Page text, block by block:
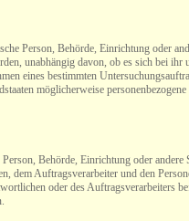
Person, Behörde, Einrichtung oder
unabhängig davon, ob es sich bei ihr
eines bestimmten
möglicherweise personenbezogene
Behörde, Einrichtung oder andere
dem Auftragsverarbeiter und den
oder des Auftragsverarbeiters